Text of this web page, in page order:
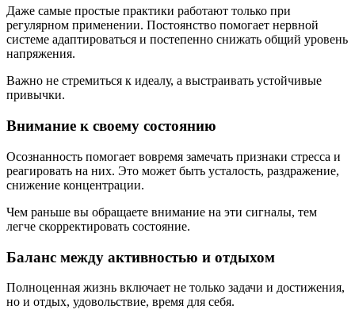
Даже самые простые практики работают только при
регулярном применении. Постоянство помогает нервной
системе адаптироваться и постепенно снижать общий уровень
напряжения.
Важно не стремиться к идеалу, а выстраивать устойчивые
привычки.
Внимание к своему состоянию
Осознанность помогает вовремя замечать признаки стресса и
реагировать на них. Это может быть усталость, раздражение,
снижение концентрации.
Чем раньше вы обращаете внимание на эти сигналы, тем
легче скорректировать состояние.
Баланс между активностью и отдыхом
Полноценная жизнь включает не только задачи и достижения,
но и отдых, удовольствие, время для себя.